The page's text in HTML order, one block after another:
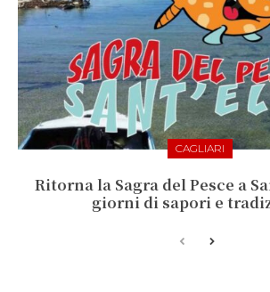
CAGLIARI
Ritorna la Sagra del Pesce a
giorni di sapori e